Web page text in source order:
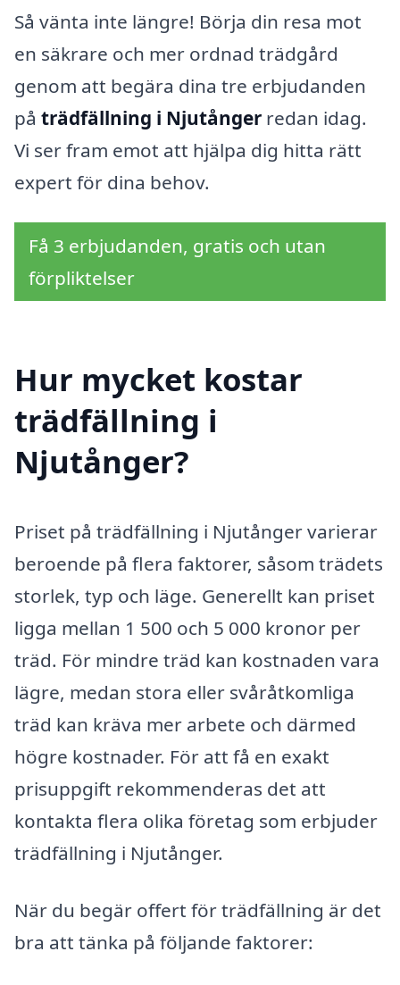
Så vänta inte längre! Börja din resa mot
en säkrare och mer ordnad trädgård
genom att begära dina tre erbjudanden
på trädfällning i Njutånger redan idag.
Vi ser fram emot att hjälpa dig hitta rätt
expert för dina behov.
Få 3 erbjudanden, gratis och utan
förpliktelser
Hur mycket kostar
trädfällning i
Njutånger?
Priset på trädfällning i Njutånger varierar
beroende på flera faktorer, såsom trädets
storlek, typ och läge. Generellt kan priset
ligga mellan 1 500 och 5 000 kronor per
träd. För mindre träd kan kostnaden vara
lägre, medan stora eller svåråtkomliga
träd kan kräva mer arbete och därmed
högre kostnader. För att få en exakt
prisuppgift rekommenderas det att
kontakta flera olika företag som erbjuder
trädfällning i Njutånger.
När du begär offert för trädfällning är det
bra att tänka på följande faktorer: